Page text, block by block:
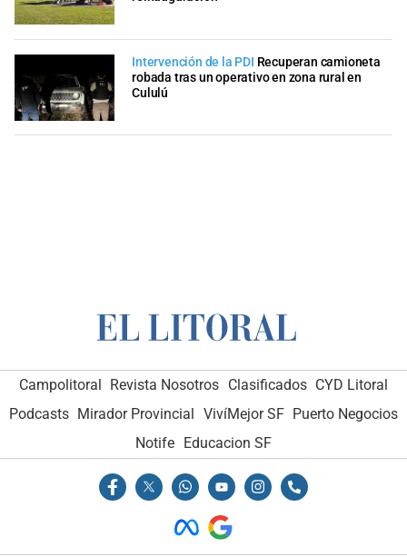
Intervención de la PDI Recuperan camioneta
robada tras un operativo en zona rural en
Cululú
Campolitoral Revista Nosotros Clasificados CYD Litoral
Podcasts Mirador Provincial VivíMejor SF Puerto Negocios
Notife Educacion SF